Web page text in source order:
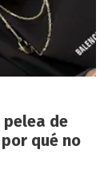
de
qué no